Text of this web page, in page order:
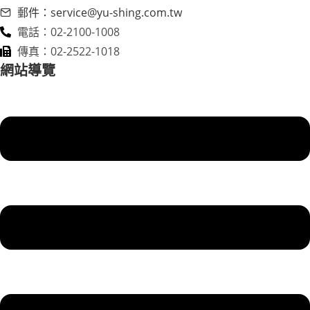
郵件：service@yu-shing.com.tw
電話：02-2100-1008
傳真：02-2522-1018
網站導覽